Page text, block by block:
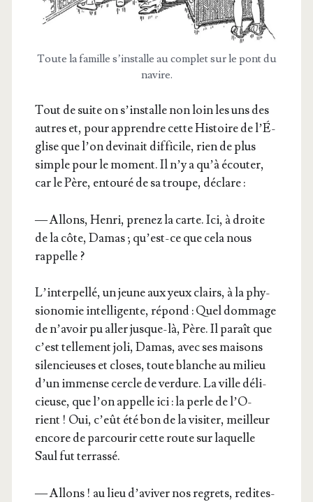
Toute la famille s’ins­talle au com­plet sur le pont du
navire.
Tout de suite on s’ins­talle non loin les uns des
autres et, pour apprendre cette His­toire de l’É­
glise que l’on devi­nait dif­fi­cile, rien de plus
simple pour le moment. Il n’y a qu’à écou­ter,
car le Père, entou­ré de sa troupe, déclare :
— Allons, Hen­ri, pre­nez la carte. Ici, à droite
de la côte, Damas ; qu’est-ce que cela nous
rappelle ?
L’in­ter­pel­lé, un jeune aux yeux clairs, à la phy­
sio­no­mie intel­li­gente, répond : Quel dom­mage
de n’a­voir pu aller jusque-là, Père. Il paraît que
c’est tel­le­ment joli, Damas, avec ses mai­sons
silen­cieuses et closes, toute blanche au milieu
d’un immense cercle de ver­dure. La ville déli­
cieuse, que l’on appelle ici : la perle de l’O­
rient ! Oui, c’eût été bon de la visi­ter, meilleur
encore de par­cou­rir cette route sur laquelle
Saul fut terrassé.
— Allons ! au lieu d’a­vi­ver nos regrets, redites-